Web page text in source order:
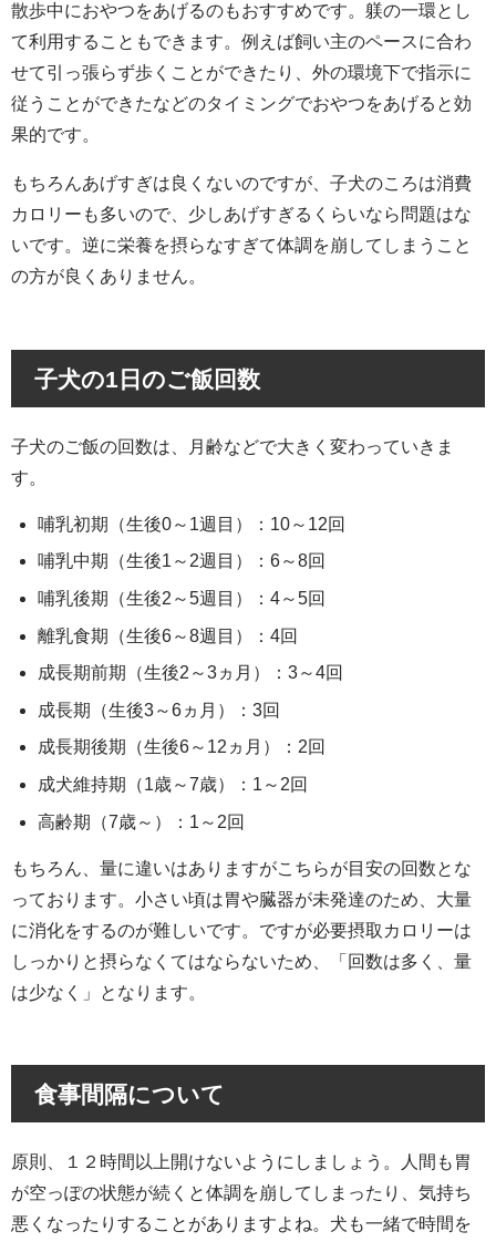
散歩中におやつをあげるのもおすすめです。躾の一環とし
て利用することもできます。例えば飼い主のペースに合わ
せて引っ張らず歩くことができたり、外の環境下で指示に
従うことができたなどのタイミングでおやつをあげると効
果的です。
もちろんあげすぎは良くないのですが、子犬のころは消費
カロリーも多いので、少しあげすぎるくらいなら問題はな
いです。逆に栄養を摂らなすぎて体調を崩してしまうこと
の方が良くありません。
子犬の1日のご飯回数
子犬のご飯の回数は、月齢などで大きく変わっていきま
す。
哺乳初期（生後0～1週目）：10～12回
哺乳中期（生後1～2週目）：6～8回
哺乳後期（生後2～5週目）：4～5回
離乳食期（生後6～8週目）：4回
成長期前期（生後2～3ヵ月）：3～4回
成長期（生後3～6ヵ月）：3回
成長期後期（生後6～12ヵ月）：2回
成犬維持期（1歳～7歳）：1～2回
高齢期（7歳～）：1～2回
もちろん、量に違いはありますがこちらが目安の回数とな
っております。小さい頃は胃や臓器が未発達のため、大量
に消化をするのが難しいです。ですが必要摂取カロリーは
しっかりと摂らなくてはならないため、「回数は多く、量
は少なく」となります。
食事間隔について
原則、１２時間以上開けないようにしましょう。人間も胃
が空っぽの状態が続くと体調を崩してしまったり、気持ち
悪くなったりすることがありますよね。犬も一緒で時間を